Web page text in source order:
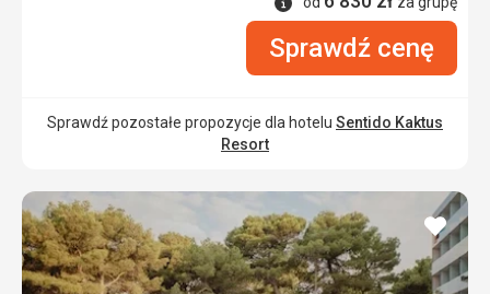
Sprawdź cenę
Sprawdź pozostałe propozycje dla hotelu Sentido Kaktus
Resort
dodaj
do